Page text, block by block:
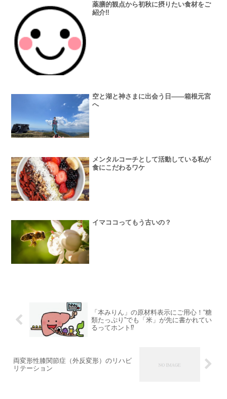
薬膳的観点から初秋に摂りたい食材をご
紹介‼️
空と湖と神さまに出会う日――箱根元宮
へ
メンタルコーチとして活動している私が
食にこだわるワケ
イマココってもう古いの？
「本みりん」の原材料表示にご用心！“糖
類たっぷり”でも「米」が先に書かれてい
るってホント⁉️
両変形性膝関節症（外反変形）のリハビ
リテーション